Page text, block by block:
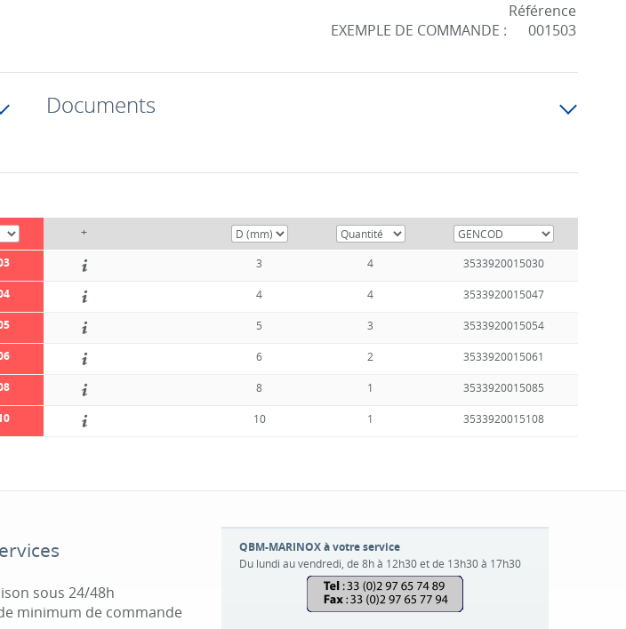
EXEMPLE DE COMMANDE :
Référence
001503
Documents
+
3 4 3533920015030
4 4 3533920015047
5 3 3533920015054
6 2 3533920015061
8 1 3533920015085
10 1 3533920015108
sous 24/48h
minimum de commande
QBM-MARINOX à votre service
Du lundi au vendredi, de 8h à 12h30 et de 13h30 à 17h30